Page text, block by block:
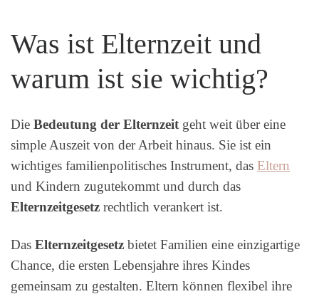
Was ist Elternzeit und
warum ist sie wichtig?
Die Bedeutung der Elternzeit geht weit über eine
simple Auszeit von der Arbeit hinaus. Sie ist ein
wichtiges familienpolitisches Instrument, das Eltern
und Kindern zugutekommt und durch das
Elternzeitgesetz rechtlich verankert ist.
Das Elternzeitgesetz bietet Familien eine einzigartige
Chance, die ersten Lebensjahre ihres Kindes
gemeinsam zu gestalten. Eltern können flexibel ihre